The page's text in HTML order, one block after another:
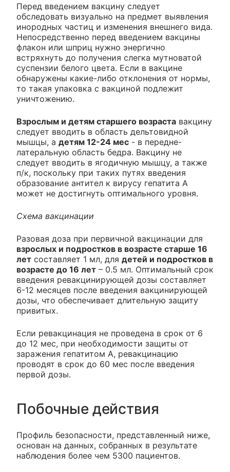
Перед введением вакцину следует
обследовать визуально на предмет выявления
инородных частиц и изменения внешнего вида.
Непосредственно перед введением вакцины
флакон или шприц нужно энергично
встряхнуть до получения слегка мутноватой
суспензии белого цвета. Если в вакцине
обнаружены какие-либо отклонения от нормы,
то такая упаковка с вакциной подлежит
уничтожению.
Взрослым и детям старшего возраста вакцину
следует вводить в область дельтовидной
мышцы, а детям 12-24 мес - в передне-
латеральную область бедра. Вакцину не
следует вводить в ягодичную мышцу, а также
п/к, поскольку при таких путях введения
образование антител к вирусу гепатита А
может не достигнуть оптимального уровня.
Схема вакцинации
Разовая доза при первичной вакцинации для
взрослых и подростков в возрасте старше 16
лет составляет 1 мл, для детей и подростков в
возрасте до 16 лет – 0.5 мл. Оптимальный срок
введения ревакцинирующей дозы составляет
6-12 месяцев после введения вакцинирующей
дозы, что обеспечивает длительную защиту
привитых.
Если ревакцинация не проведена в срок от 6
до 12 мес, при необходимости защиты от
заражения гепатитом А, ревакцинацию
проводят в срок до 60 мес после введения
первой дозы.
Побочные действия
Профиль безопасности, представленный ниже,
основан на данных, собранных в результате
наблюдения более чем 5300 пациентов.